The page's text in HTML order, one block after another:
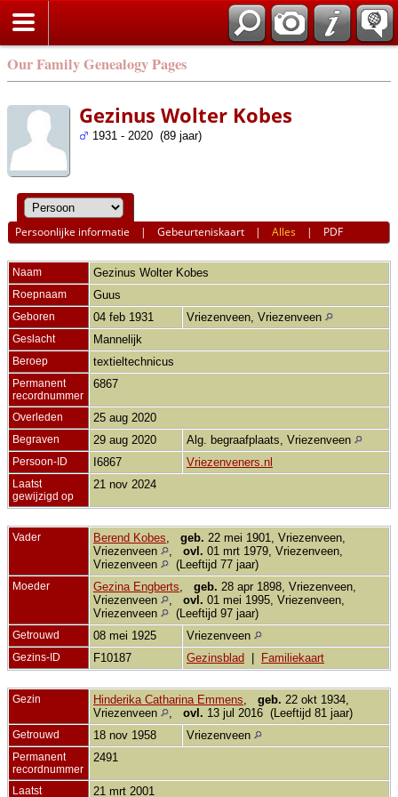
Our Family Genealogy Pages
Gezinus Wolter Kobes
1931 - 2020 (89 jaar)
Persoonlijke informatie |Gebeurteniskaart |Alles | PDF
Naam Gezinus Wolter Kobes
Roepnaam Guus
Geboren 04 feb 1931 Vriezenveen, Vriezenveen
Geslacht Mannelijk
Beroep textieltechnicus
Permanent
recordnummer
6867
Overleden 25 aug 2020
Begraven 29 aug 2020 Alg. begraafplaats, Vriezenveen
Persoon-ID I6867 Vriezenveners.nl
Laatst
gewijzigd op
21 nov 2024
Vader Berend Kobes geb. 22 mei 1901, Vriezenveen,
Vriezenveen
ovl. 01 mrt 1979, Vriezenveen,
Vriezenveen
(Leeftijd 77 jaar)
Moeder Gezina Engberts geb. 28 apr 1898, Vriezenveen,
Vriezenveen
ovl. 01 mei 1995, Vriezenveen,
Vriezenveen
(Leeftijd 97 jaar)
Getrouwd 08 mei 1925 Vriezenveen
Gezins-ID F10187 Gezinsblad Familiekaart
Gezin Hinderika Catharina Emmens geb. 22 okt 1934,
Vriezenveen
ovl. 13 jul 2016 (Leeftijd 81 jaar)
Getrouwd 18 nov 1958 Vriezenveen
Permanent
recordnummer
2491
Laatst
21 mrt 2001